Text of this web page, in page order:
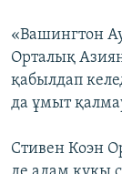
«Вашингтон
Орталық
қабылдап
да ұмыт
Стивен Коэн